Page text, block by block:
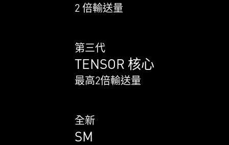
2 倍輸送量
第三代
TENSOR 核心
最高2倍輸送量
全新
SM